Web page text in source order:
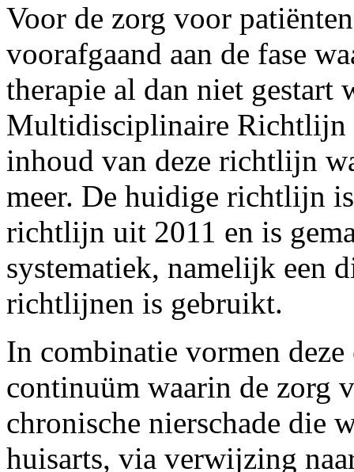
Voor de zorg voor
voorafgaand aan de fase
therapie al dan niet gestart
Multidisciplinaire Richtlijn
inhoud van deze richtlijn
meer. De huidige richtlijn
richtlijn uit 2011 en is
systematiek, namelijk een
richtlijnen is gebruikt.
In combinatie vormen
continuüm waarin de zorg
chronische nierschade die
huisarts, via verwijzing